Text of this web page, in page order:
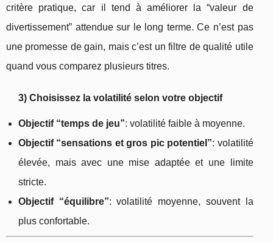
critère pratique, car il tend à améliorer la “valeur de
divertissement” attendue sur le long terme. Ce n’est pas
une promesse de gain, mais c’est un filtre de qualité utile
quand vous comparez plusieurs titres.
3) Choisissez la volatilité selon votre objectif
Objectif “temps de jeu”: volatilité faible à moyenne.
Objectif “sensations et gros pic potentiel”: volatilité
élevée, mais avec une mise adaptée et une limite
stricte.
Objectif “équilibre”: volatilité moyenne, souvent la
plus confortable.